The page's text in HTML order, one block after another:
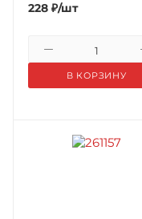
228 ₽/шт
В КОРЗИНУ